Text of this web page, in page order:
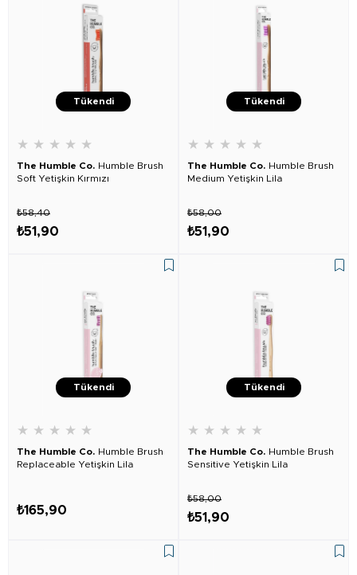
Tükendi
★ ★ ★ ★ ★
The Humble Co. Humble Brush
Soft Yetişkin Kırmızı
₺51,90
₺58,40
Tükendi
★ ★ ★ ★ ★
The Humble Co. Humble Brush
Medium Yetişkin Lila
₺51,90
₺58,00
Tükendi
★ ★ ★ ★ ★
The Humble Co. Humble Brush
Replaceable Yetişkin Lila
₺165,90
Tükendi
★ ★ ★ ★ ★
The Humble Co. Humble Brush
Sensitive Yetişkin Lila
₺51,90
₺58,00